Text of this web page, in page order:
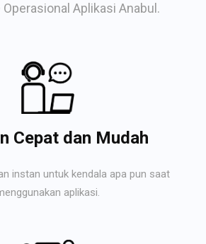
Aplikasi Anabul.
Cepat dan Mudah
instan untuk kendala apa pun saat
aplikasi.